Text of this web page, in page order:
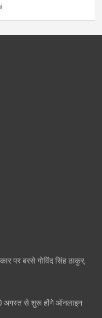
पर बरसे गोविंद सिंह ठाकुर,
10 अगस्त से शुरू होंगे ऑनलाइन